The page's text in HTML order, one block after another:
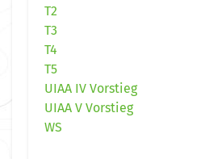
T2
T3
T4
T5
UIAA IV Vorstieg
UIAA V Vorstieg
WS